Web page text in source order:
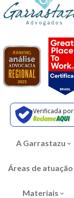
Verificada por
A Garrastazu
Áreas de atuação
Materiais